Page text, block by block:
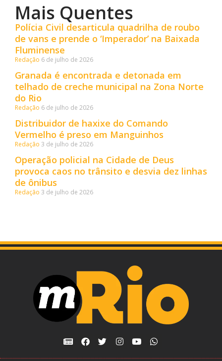
Mais Quentes
Polícia Civil desarticula quadrilha de roubo
de vans e prende o ‘Imperador’ na Baixada
Fluminense
Redação 6 de julho de 2026
Granada é encontrada e detonada em
telhado de creche municipal na Zona Norte
do Rio
Redação 6 de julho de 2026
Distribuidor de haxixe do Comando
Vermelho é preso em Manguinhos
Redação 3 de julho de 2026
Operação policial na Cidade de Deus
provoca caos no trânsito e desvia dez linhas
de ônibus
Redação 3 de julho de 2026